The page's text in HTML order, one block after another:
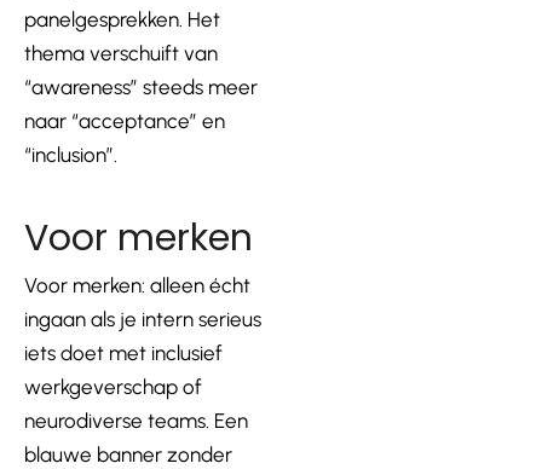
panelgesprekken. Het
thema verschuift van
“awareness” steeds meer
naar “acceptance” en
“inclusion”.
Voor merken
Voor merken: alleen écht
ingaan als je intern serieus
iets doet met inclusief
werkgeverschap of
neurodiverse teams. Een
blauwe banner zonder